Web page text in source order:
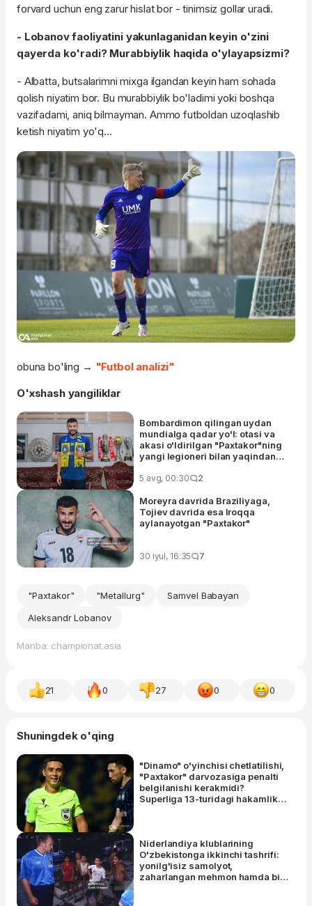
forvard uchun eng zarur hislat bor - tinimsiz gollar uradi.
- Lobanov faoliyatini yakunlaganidan keyin o'zini
qayerda ko'radi? Murabbiylik haqida o'ylayapsizmi?
- Albatta, butsalarimni mixga ilgandan keyin ham sohada
qolish niyatim bor. Bu murabbiylik bo'ladimi yoki boshqa
vazifadami, aniq bilmayman. Ammo futboldan uzoqlashib
ketish niyatim yo'q...
obuna bo'ling → "Futbol analizi"
O'xshash yangiliklar
Bombardimon qilingan uydan
mundialga qadar yo'l: otasi va
akasi o'ldirilgan "Paxtakor"ning
yangi legioneri bilan yaqindan
5 avg, 00:30 2
Moreyra davrida Braziliyaga,
Tojiev davrida esa Iroqqa
aylanayotgan "Paxtakor"
30 iyul, 16:35 7
"Paxtakor" "Metallurg"
Samvel Babayan
Aleksandr Lobanov
Manba: championat.asia
21 0 27 0 0
Shuningdek o'qing
"Dinamo" o'yinchisi chetlatilishi,
"Paxtakor" darvozasiga penalti
belgilanishi kerakmidi?
Superliga 13-turidagi hakamlik
Niderlandiya klublarining
O'zbekistonga ikkinchi tashrifi:
yonilg'isiz samolyot,
zaharlangan mehmon hamda bir